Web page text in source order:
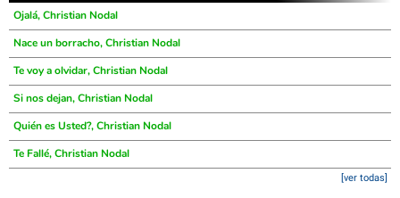
Ojalá, Christian Nodal
Nace un borracho, Christian Nodal
Te voy a olvidar, Christian Nodal
Si nos dejan, Christian Nodal
Quién es Usted?, Christian Nodal
Te Fallé, Christian Nodal
[ver todas]